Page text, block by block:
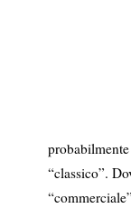
“classico”.